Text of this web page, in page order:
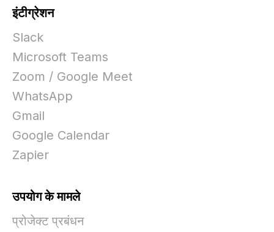
इंटीग्रेशन
Slack
Microsoft Teams
Zoom / Google Meet
WhatsApp
Gmail
Google Calendar
Zapier
उपयोग के मामले
प्रोजेक्ट प्रबंधन